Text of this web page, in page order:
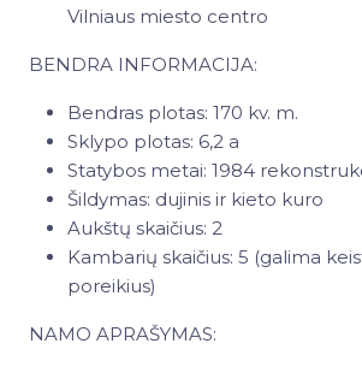
Vilniaus miesto centro
BENDRA INFORMACIJA:
Bendras plotas: 170 kv. m.
Sklypo plotas: 6,2 a
Statybos metai: 1984
Šildymas: dujinis ir kieto kuro
Aukštų skaičius: 2
Kambarių skaičius: 5 (galima
poreikius)
NAMO APRAŠYMAS: